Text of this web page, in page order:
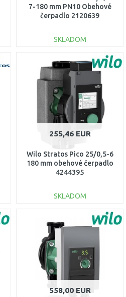
7-180 mm PN10 Obehové
čerpadlo 2120639
SKLADOM
DO KOŠÍKA
Porovnať
255,46 EUR
Wilo Stratos Pico 25/0,5-6
180 mm obehové čerpadlo
4244395
SKLADOM
DO KOŠÍKA
558,00 EUR